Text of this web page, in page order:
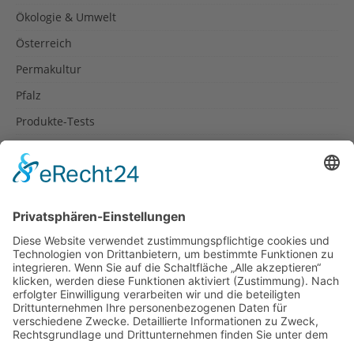
Ökologie & Umwelt
Österreich
Permakultur
Pfalz
Produkte-Tests
Rezepte
Spanien
Südtirol
USA
Weihnachten
Weihnachtstexte